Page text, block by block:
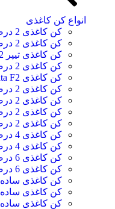
انواع کن کاغذی
کن کاغذی 2 درصد متا CH
کن کاغذی 2 درصد پرودنتال
کن کاغذی تیپر 2 درصد متا
کن کاغذی 2 درصد GAPA
کن کاغذی Data F2
کن کاغذی 2 درصد 60 Tribest
کن کاغذی 2 درصد 40 Endo
کن کاغذی 2 درصد phoenix
کن کاغذی 2 درصد 40 RIC
کن کاغذی 4 درصد متا
کن کاغذی 4 درصد دنت پلاس
کن کاغذی 6 درصد متا
کن کاغذی 6 درصد گاپا
کن کاغذی ساده Data سایز 55
کن کاغذی ساده Data سایز 70
کن کاغذی ساده Dataسایز 80